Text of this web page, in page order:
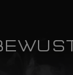
Pathfinder